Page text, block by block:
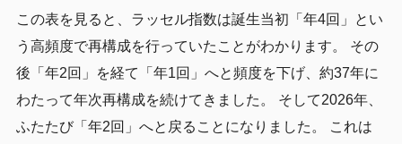
この表を見ると、ラッセル指数は誕生当初「年4回」とい
う高頻度で再構成を行っていたことがわかります。 その
後「年2回」を経て「年1回」へと頻度を下げ、約37年に
わたって年次再構成を続けてきました。 そして2026年、
ふたたび「年2回」へと戻ることになりました。 これは